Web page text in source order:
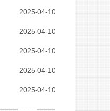
2025-04-10
2025-04-10
2025-04-10
2025-04-10
2025-04-10